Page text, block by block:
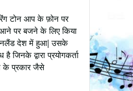
टोन आप के फ़ोन पर
पर बजने के लिए किया
फिनलैंड देश में हुआ| उसके
द्वारा प्रयोगकर्ता
के प्रकार जैसे